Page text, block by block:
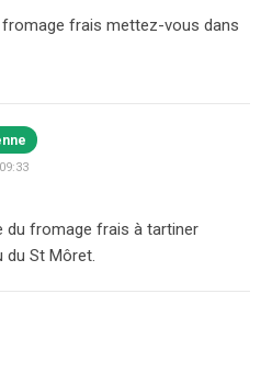
fromage frais mettez-vous dans
du fromage frais à tartiner
du St Môret.